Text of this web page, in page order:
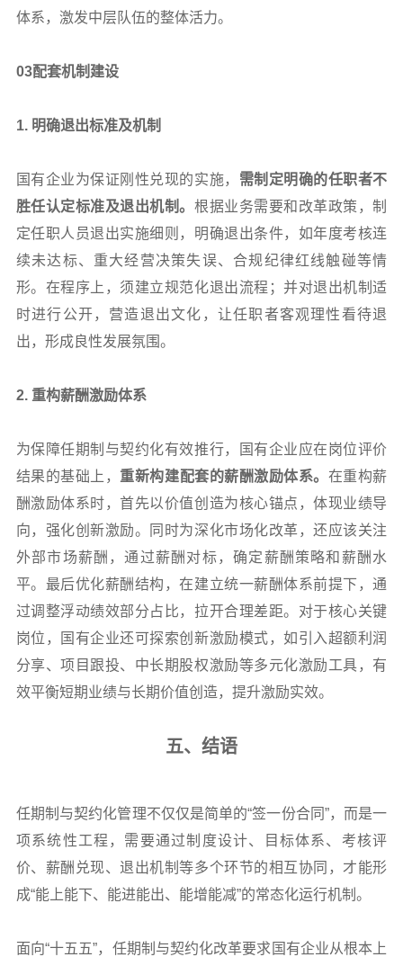
体系，激发中层队伍的整体活力。
03配套机制建设
1. 明确退出标准及机制
国有企业为保证刚性兑现的实施， 需制定明确的任职者不
胜任认定标准及退出机制。 根据业务需要和改革政策，制
定任职人员退出实施细则，明确退出条件，如年度考核连
续未达标、重大经营决策失误、合规纪律红线触碰等情
形。在程序上，须建立规范化退出流程；并对退出机制适
时进行公开，营造退出文化，让任职者客观理性看待退
出，形成良性发展氛围。
2. 重构薪酬激励体系
为保障任期制与契约化有效推行，国有企业应在岗位评价
结果的基础上， 重新构建配套的薪酬激励体系。 在重构薪
酬激励体系时，首先以价值创造为核心锚点，体现业绩导
向，强化创新激励。同时为深化市场化改革，还应该关注
外部市场薪酬，通过薪酬对标，确定薪酬策略和薪酬水
平。最后优化薪酬结构，在建立统一薪酬体系前提下，通
过调整浮动绩效部分占比，拉开合理差距。对于核心关键
岗位，国有企业还可探索创新激励模式，如引入超额利润
分享、项目跟投、中长期股权激励等多元化激励工具，有
效平衡短期业绩与长期价值创造，提升激励实效。
五、结语
任期制与契约化管理不仅仅是简单的“签一份合同”，而是一
项系统性工程，需要通过制度设计、目标体系、考核评
价、薪酬兑现、退出机制等多个环节的相互协同，才能形
成“能上能下、能进能出、能增能减”的常态化运行机制。
面向“十五五”，任期制与契约化改革要求国有企业从根本上